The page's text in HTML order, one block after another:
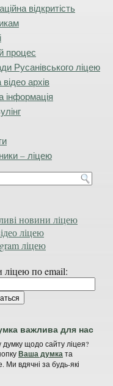
відкритість
процес
Русанівського ліцею
архів
інформація
– ліцею
новини ліцею
ліцею
ліцею
по email:
важлива для нас
думку щодо сайту ліцея?
Ваша думката
Ми вдячні за будь-які